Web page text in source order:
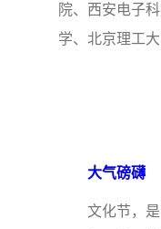
院、西安电子
学、北京理工大
大气磅礴
文化节，